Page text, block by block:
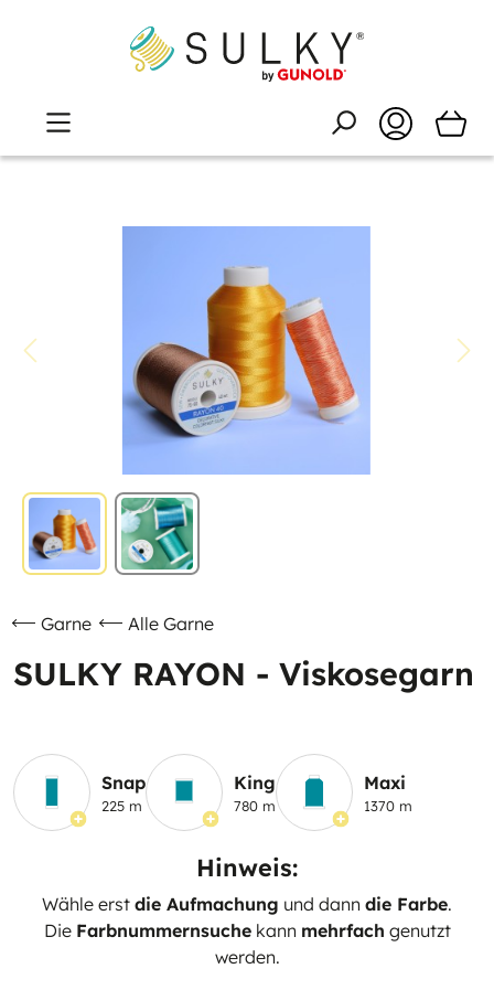
Garne Alle Garne
SULKY RAYON - Viskosegarn
Snap
225 m
King
780 m
Maxi
1370 m
Hinweis:
Wähle erst die Aufmachung und dann die Farbe.
Die Farbnummernsuchekann mehrfach genutzt
werden.